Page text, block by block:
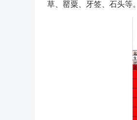
草、罂粟、牙签、石头等。